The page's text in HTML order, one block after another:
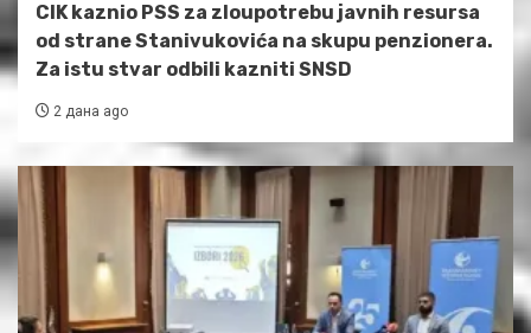
CIK kaznio PSS za zloupotrebu javnih resursa
od strane Stanivukovića na skupu penzionera.
Za istu stvar odbili kazniti SNSD
2 дана ago